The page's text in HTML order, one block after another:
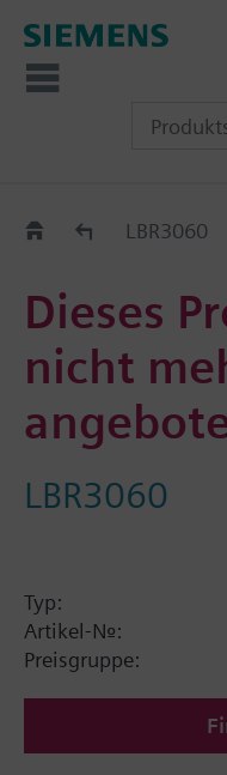
Old2NewLBR3060
Dieses
nicht
LBR3060
Typ:
Artikel-Nr.:
Preisgruppe: